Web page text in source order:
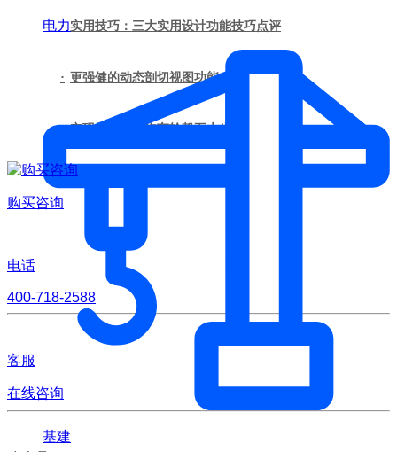
电力
基建
· 实用技巧：三大实用设计功能技巧点评
· 更强健的动态剖切视图功能
· 实现快速设计汽车轮毂五大步骤
购买咨询
电话
400-718-2588
客服
在线咨询